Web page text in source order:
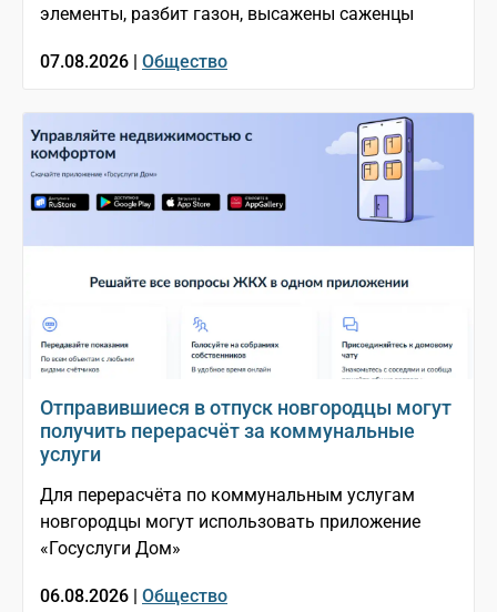
элементы, разбит газон, высажены саженцы
07.08.2026 | Общество
Отправившиеся в отпуск новгородцы могут
получить перерасчёт за коммунальные
услуги
Для перерасчёта по коммунальным услугам
новгородцы могут использовать приложение
«Госуслуги Дом»
06.08.2026 | Общество